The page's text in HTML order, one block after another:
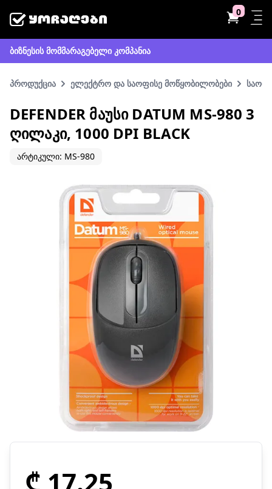
0
ბიზნესის მომმარაგებელი კომპანია
პროდუქცია ელექტრო და საოფისე მოწყობილობები
DEFENDER ᲛᲐᲣᲡᲘ DATUM MS-980 3
ᲦᲘᲚᲐᲙᲘ, 1000 DPI BLACK
არტიკული: MS-980
₾ 17.25